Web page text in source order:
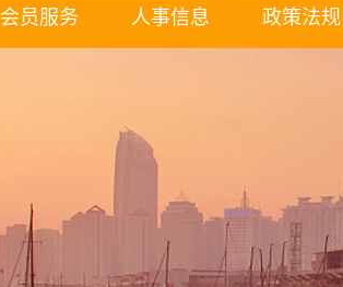
会员服务 人事信息 政策法规